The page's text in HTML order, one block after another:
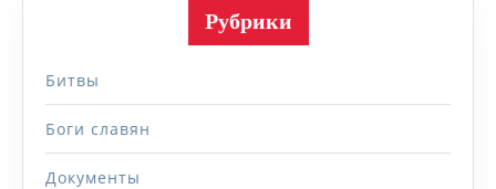
Рубрики
Битвы
Боги славян
Документы